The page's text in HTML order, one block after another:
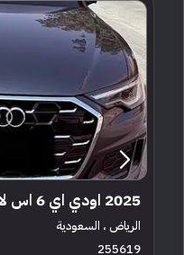
2025 اودي اي 6 اس لاين
الرياض ، السعودية
255619